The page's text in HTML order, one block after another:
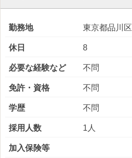
勤務地 東京都品川区
休日 8
必要な経験など 不問
免許・資格 不問
学歴 不問
採用人数 1人
加入保険等